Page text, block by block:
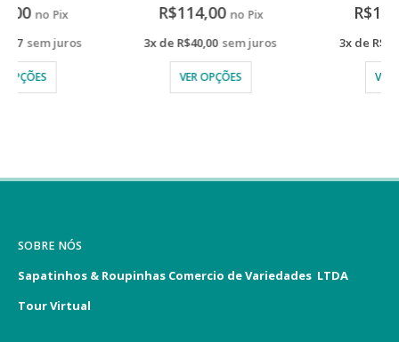
R$114,00
3x deR$ sem juros
R$123,50
3x deR$ sem juros
SOBRE NÓS
Sapatinhos & Roupinhas Comercio de Variedades LTDA
Tour Virtual